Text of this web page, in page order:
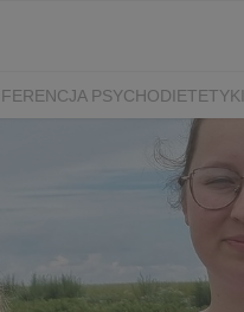
PSYCHODIETETYKI
LODY
SZCZYT